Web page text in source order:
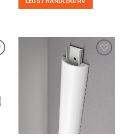
ønskeliste